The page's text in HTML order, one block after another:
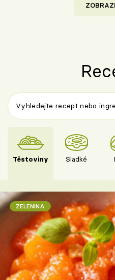
Těstoviny Sladké
ZELENINA